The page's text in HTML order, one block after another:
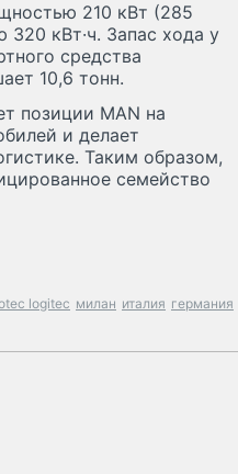
210 кВт (285
кВт·ч. Запас хода у
средства
10,6 тонн.
позиции MAN на
и делает
Таким образом,
семейство
logitec милан италия германия